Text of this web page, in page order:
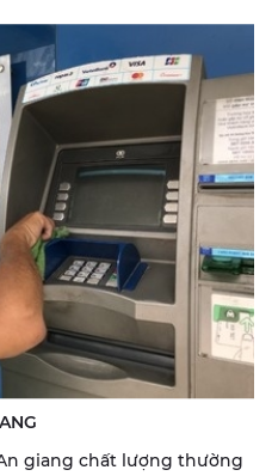
giang chất lượng thường